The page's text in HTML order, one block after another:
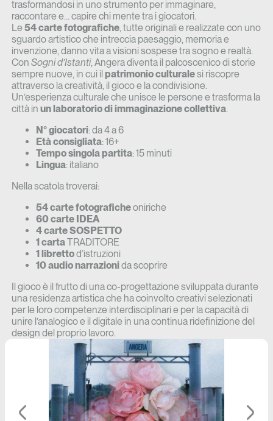
trasformandosi in uno strumento per immaginare,
raccontare e… capire chi mente tra i giocatori.
Le54 carte fotografiche, tutte originali e realizzate con uno
sguardo artistico che intreccia paesaggio, memoria e
invenzione, danno vita a visioni sospese tra sogno e realtà.
Con Sogni d’Istanti, Angera diventa il palcoscenico di storie
sempre nuove, in cui il patrimonio culturalesi riscopre
attraverso la creatività, il gioco e la condivisione.
Un’esperienza culturale che unisce le persone e trasforma la
città in un laboratorio di immaginazione collettiva.
N° giocatori: da 4 a 6
Età consigliata: 16+
Tempo singola partita: 15 minuti
Lingua: italiano
Nella scatola troverai:
54 carte fotograficheoniriche
60 carte IDEA
4 carte SOSPETTO
1 cartaTRADITORE
1 librettod’istruzioni
10 audio narrazionida scoprire
Il gioco è il frutto di una co-progettazione sviluppata durante
una residenza artistica che ha coinvolto creativi selezionati
per le loro competenze interdisciplinari e per la capacità di
unire l’analogico e il digitale in una continua ridefinizione del
design del proprio lavoro.